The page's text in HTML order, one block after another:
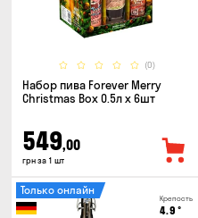
(0)
Набор пива Forever Merry
Christmas Box 0.5л x 6шт
549,00
грн за 1 шт
Крепость
4.9 °
Только онлайн